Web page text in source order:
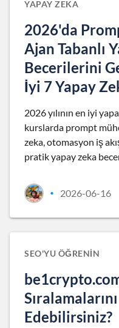
YAPAY ZEKA
2026'da
Ajan Tabanlı
Becerilerini
İyi 7 Yapay
2026 yılının en iyi
kurslarda prompt
zeka, otomasyon iş
pratik yapay zeka
• 2026-06-16
SEO'YU ÖĞRENIN
Edebilirsiniz?